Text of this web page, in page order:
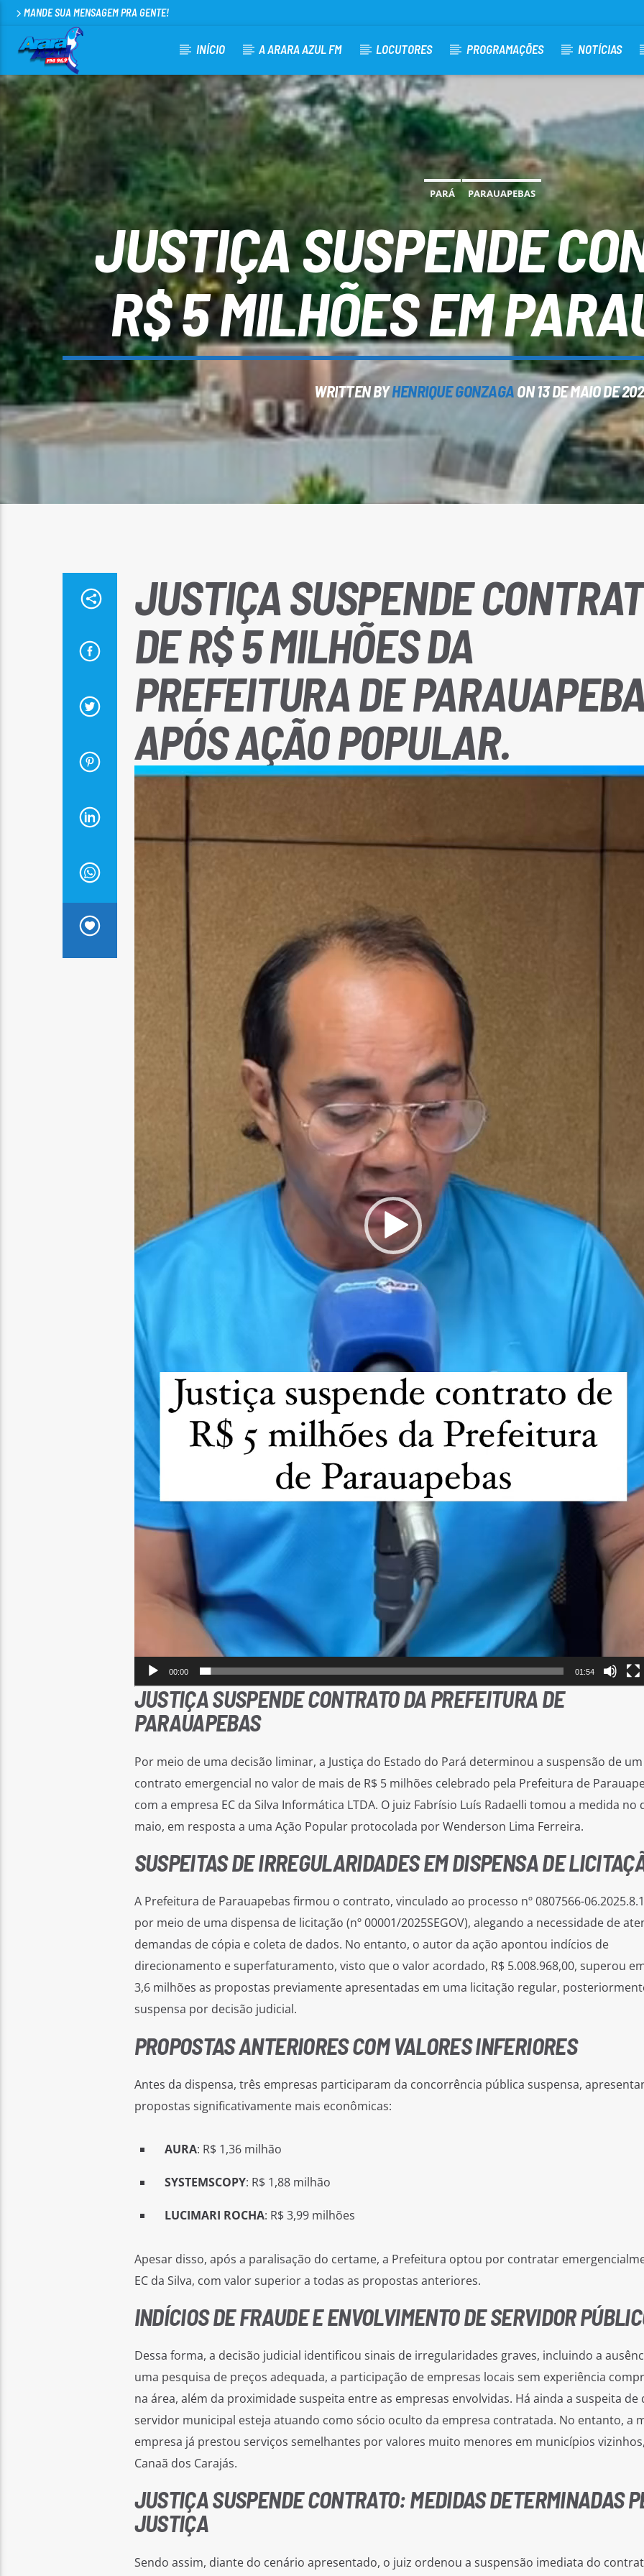
MANDE SUA MENSAGEM PRA GENTE!
INÍCIO A ARARA AZUL FM LOCUTORES PROGRAMAÇÕES NOTÍCIAS
100
ARARA AZUL FM 96,9
PARÁ PARAUAPEBAS
JUSTIÇA SUSPENDE
R$ 5 MILHÕES EM
WRITTEN BYHENRIQUE GONZAGAON 13 DE MAIO DE
JUSTIÇA SUSPENDE
DE R$ 5 MILHÕES DA
PREFEITURA DE
APÓS AÇÃO POPULAR.
Tocador
00:00 01:54
JUSTIÇA SUSPENDE CONTRATO DA PREFEITURA DE
PARAUAPEBAS
Por meio de uma decisão liminar, a Justiça do Estado do Pará determinou a suspensão de um
contrato emergencial no valor de mais de R$ 5 milhões celebrado pela Prefeitura de
com a empresa EC da Silva Informática LTDA. O juiz Fabrísio Luís Radaelli tomou a medida no
maio, em resposta a uma Ação Popular protocolada por Wenderson Lima Ferreira.
SUSPEITAS DE IRREGULARIDADES EM DISPENSA DE
A Prefeitura de Parauapebas firmou o contrato, vinculado ao processo nº 0807566-
por meio de uma dispensa de licitação (nº 00001/2025SEGOV), alegando a necessidade de
demandas de cópia e coleta de dados. No entanto, o autor da ação apontou indícios de
direcionamento e superfaturamento, visto que o valor acordado, R$ 5.008.968,00, superou
3,6 milhões as propostas previamente apresentadas em uma licitação regular,
suspensa por decisão judicial.
PROPOSTAS ANTERIORES COM VALORES INFERIORES
Antes da dispensa, três empresas participaram da concorrência pública suspensa,
propostas significativamente mais econômicas:
AURA: R$ 1,36 milhão
SYSTEMSCOPY: R$ 1,88 milhão
LUCIMARI ROCHA: R$ 3,99 milhões
Apesar disso, após a paralisação do certame, a Prefeitura optou por contratar
EC da Silva, com valor superior a todas as propostas anteriores.
INDÍCIOS DE FRAUDE E ENVOLVIMENTO DE SERVIDOR
Dessa forma, a decisão judicial identificou sinais de irregularidades graves, incluindo a
uma pesquisa de preços adequada, a participação de empresas locais sem experiência
na área, além da proximidade suspeita entre as empresas envolvidas. Há ainda a suspeita de
servidor municipal esteja atuando como sócio oculto da empresa contratada. No entanto, a
empresa já prestou serviços semelhantes por valores muito menores em municípios
Canaã dos Carajás.
JUSTIÇA SUSPENDE CONTRATO: MEDIDAS DETERMINADAS
JUSTIÇA
Sendo assim, diante do cenário apresentado, o juiz ordenou a suspensão imediata do